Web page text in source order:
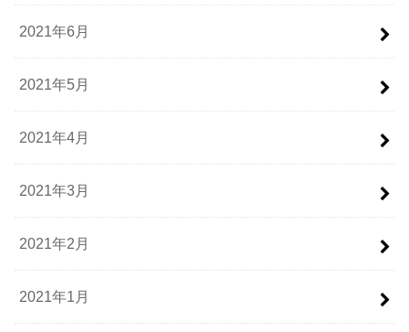
2021年6月
2021年5月
2021年4月
2021年3月
2021年2月
2021年1月